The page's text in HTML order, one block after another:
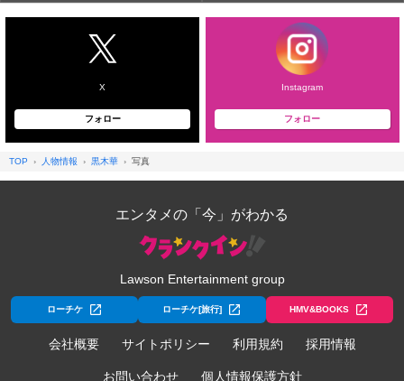
X
フォロー
Instagram
フォロー
TOP 人物情報 黒木華 写真
エンタメの「今」がわかる
Lawson Entertainment group
ローチケ ローチケ[旅行] HMV&BOOKS
会社概要 サイトポリシー 利用規約 採用情報
お問い合わせ 個人情報保護方針